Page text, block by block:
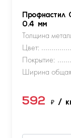
0.4 мм
Толщина
Цвет:
Покрытие:
Ширина
592 ₽ /